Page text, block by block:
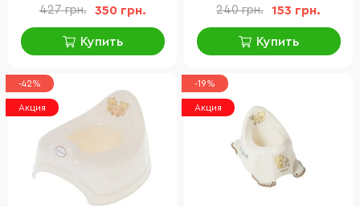
427 грн. 350 грн.
Купить
240 грн. 153 грн.
Купить
-42%
Акция
-19%
Акция